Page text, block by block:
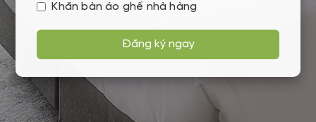
Khăn bàn áo ghế nhà hàng
Đăng ký ngay